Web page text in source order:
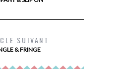
UN VOYAGE DANS
SUIVANT
& FRINGE